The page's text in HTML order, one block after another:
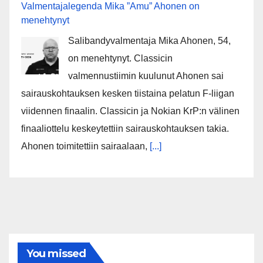
Valmentajalegenda Mika ”Amu” Ahonen on
menehtynyt
Salibandyvalmentaja Mika Ahonen, 54,
on menehtynyt. Classicin
valmennustiimin kuulunut Ahonen sai
sairauskohtauksen kesken tiistaina pelatun F-liigan
viidennen finaalin. Classicin ja Nokian KrP:n välinen
finaaliottelu keskeytettiin sairauskohtauksen takia.
Ahonen toimitettiin sairaalaan, [...]
You missed